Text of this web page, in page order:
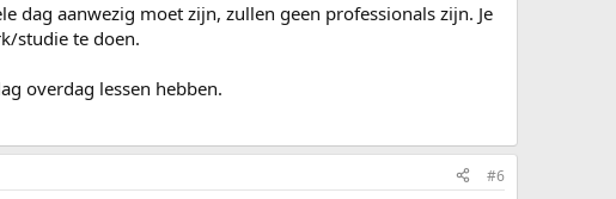
dag aanwezig moet zijn, zullen geen professionals zijn. Je
studie te doen.
overdag lessen hebben.
#6